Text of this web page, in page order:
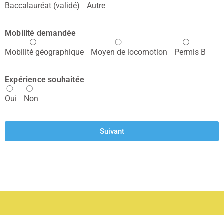
Baccalauréat (validé)
Autre
Mobilité demandée
Mobilité géographique
Moyen de locomotion Permis B
Expérience souhaitée
Oui
Non
Suivant